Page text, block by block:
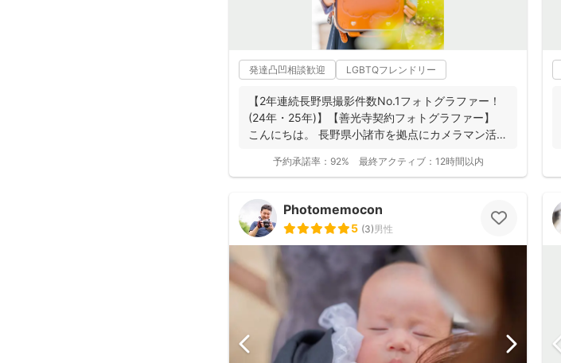
発達凸凹相談歓迎 LGBTQフレンドリー
【2年連続長野県撮影件数No.1フォトグラファー！
(24年・25年)】【善光寺契約フォトグラファー】
こんにちは。 長野県小諸市を拠点にカメラマン活
予約承諾率： 92% 最終アクティブ： 12時間以内
Photomemocon
5 (3)男性